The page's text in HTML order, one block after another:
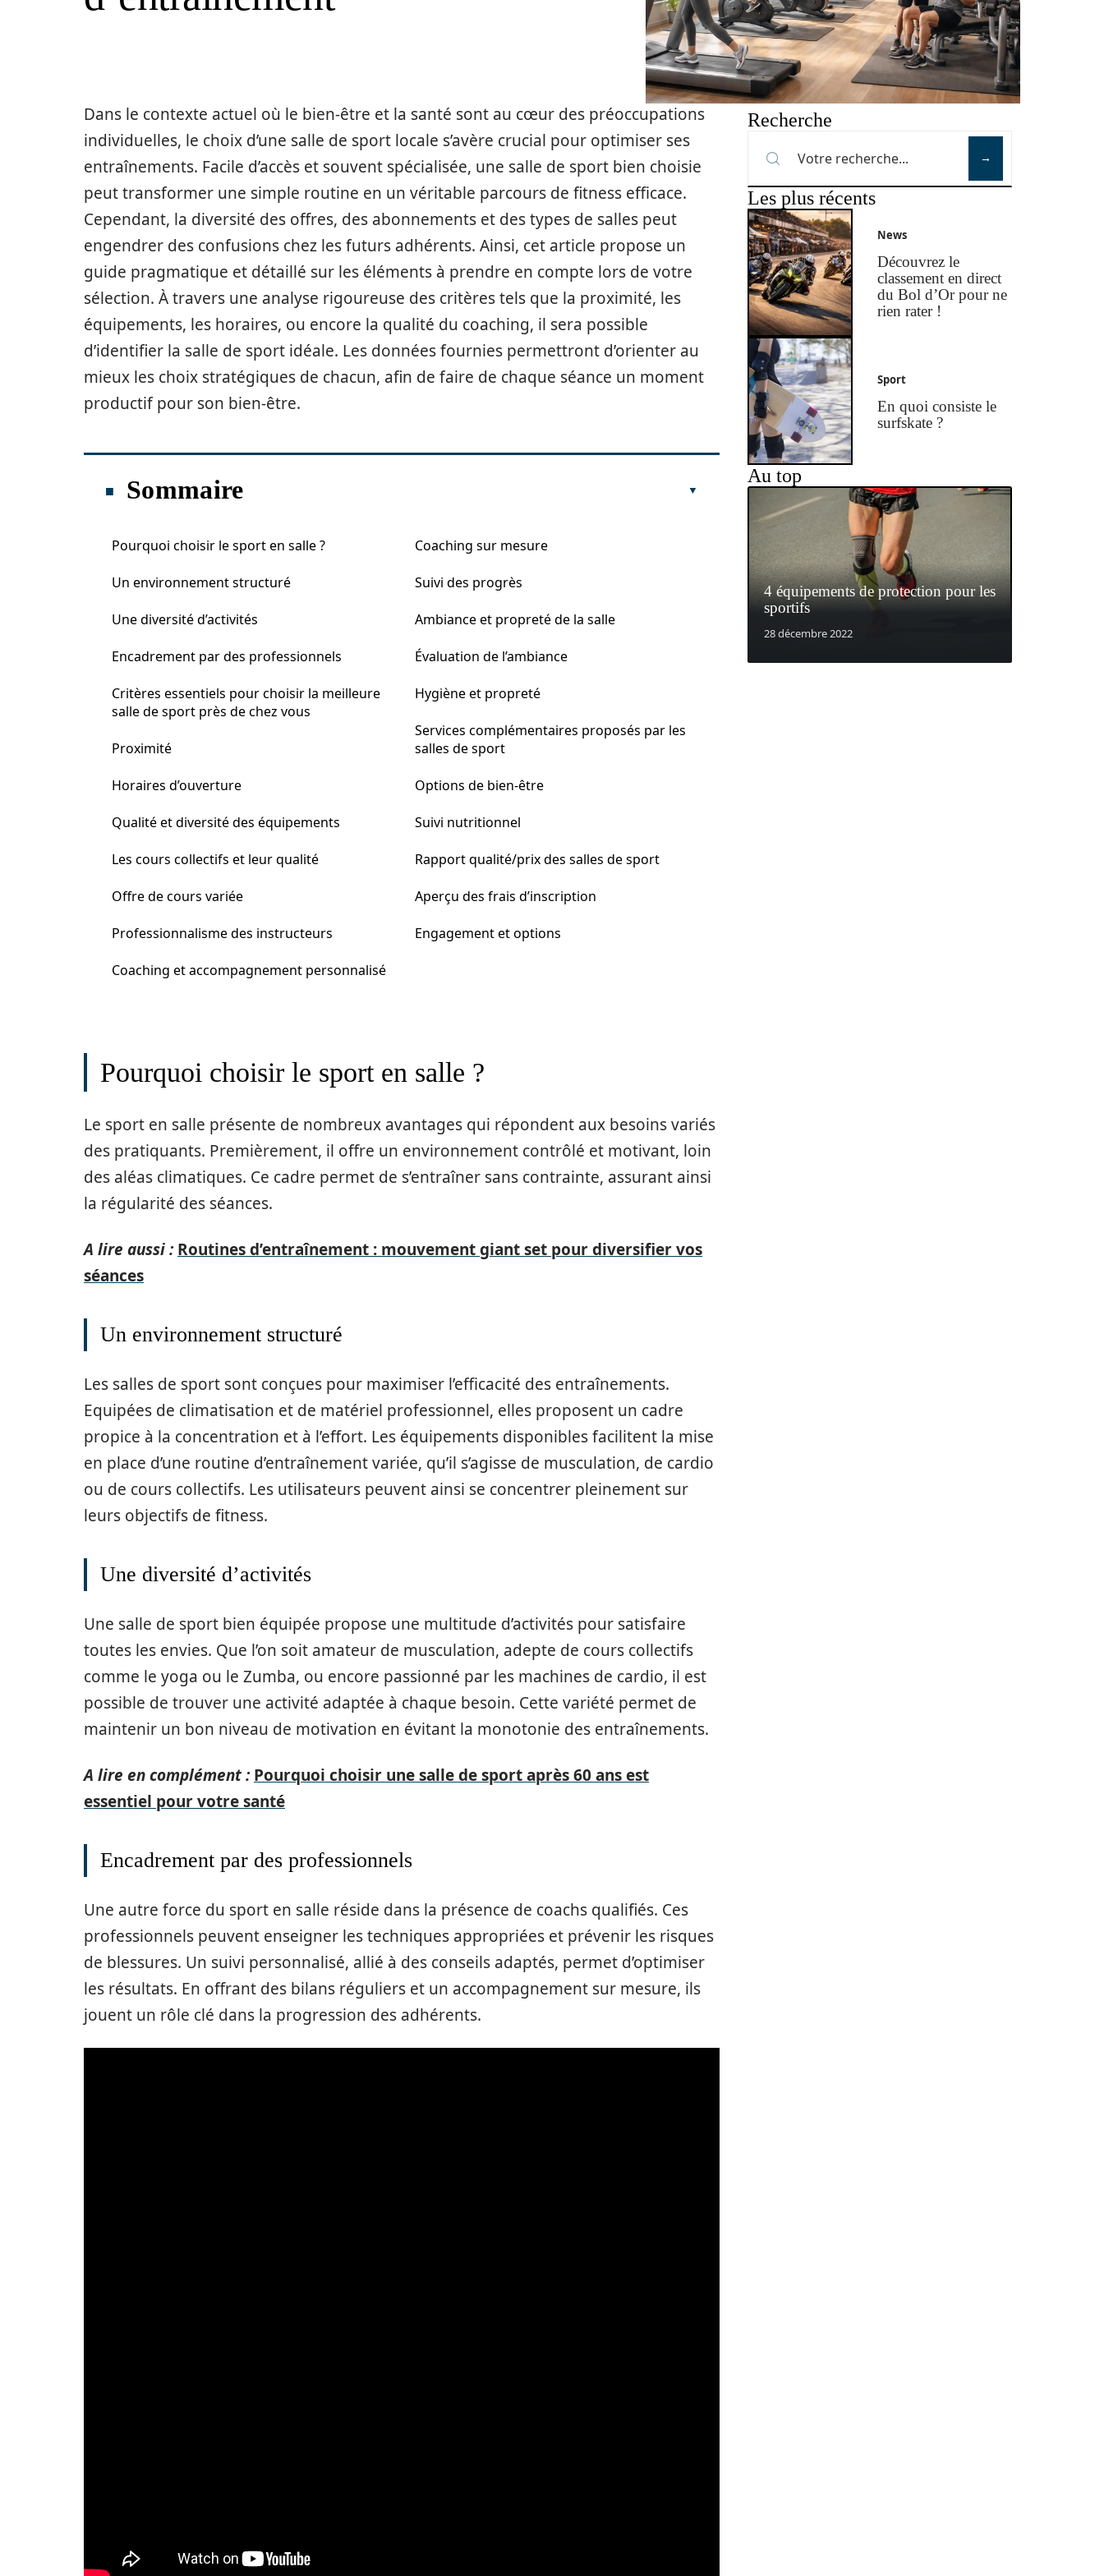
Dans le contexte actuel où le bien-être et la santé sont au cœur des préoccupations
individuelles, le choix d’une salle de sport locale s’avère crucial pour optimiser ses
entraînements. Facile d’accès et souvent spécialisée, une salle de sport bien choisie
peut transformer une simple routine en un véritable parcours de fitness efficace.
Cependant, la diversité des offres, des abonnements et des types de salles peut
engendrer des confusions chez les futurs adhérents. Ainsi, cet article propose un
guide pragmatique et détaillé sur les éléments à prendre en compte lors de votre
sélection. À travers une analyse rigoureuse des critères tels que la proximité, les
équipements, les horaires, ou encore la qualité du coaching, il sera possible
d’identifier la salle de sport idéale. Les données fournies permettront d’orienter au
mieux les choix stratégiques de chacun, afin de faire de chaque séance un moment
productif pour son bien-être.
Sommaire
Pourquoi choisir le sport en salle ?
Un environnement structuré
Une diversité d’activités
Encadrement par des professionnels
Critères essentiels pour choisir la meilleure
salle de sport près de chez vous
Proximité
Horaires d’ouverture
Qualité et diversité des équipements
Les cours collectifs et leur qualité
Offre de cours variée
Professionnalisme des instructeurs
Coaching et accompagnement personnalisé
Coaching sur mesure
Suivi des progrès
Ambiance et propreté de la salle
Évaluation de l’ambiance
Hygiène et propreté
Services complémentaires proposés par les
salles de sport
Options de bien-être
Suivi nutritionnel
Rapport qualité/prix des salles de sport
Aperçu des frais d’inscription
Engagement et options
Pourquoi choisir le sport en salle ?
Le sport en salle présente de nombreux avantages qui répondent aux besoins variés
des pratiquants. Premièrement, il offre un environnement contrôlé et motivant, loin
des aléas climatiques. Ce cadre permet de s’entraîner sans contrainte, assurant ainsi
la régularité des séances.
A lire aussi : Routines d’entraînement : mouvement giant set pour diversifier vos
séances
Un environnement structuré
Les salles de sport sont conçues pour maximiser l’efficacité des entraînements.
Equipées de climatisation et de matériel professionnel, elles proposent un cadre
propice à la concentration et à l’effort. Les équipements disponibles facilitent la mise
en place d’une routine d’entraînement variée, qu’il s’agisse de musculation, de cardio
ou de cours collectifs. Les utilisateurs peuvent ainsi se concentrer pleinement sur
leurs objectifs de fitness.
Une diversité d’activités
Une salle de sport bien équipée propose une multitude d’activités pour satisfaire
toutes les envies. Que l’on soit amateur de musculation, adepte de cours collectifs
comme le yoga ou le Zumba, ou encore passionné par les machines de cardio, il est
possible de trouver une activité adaptée à chaque besoin. Cette variété permet de
maintenir un bon niveau de motivation en évitant la monotonie des entraînements.
A lire en complément : Pourquoi choisir une salle de sport après 60 ans est
essentiel pour votre santé
Encadrement par des professionnels
Une autre force du sport en salle réside dans la présence de coachs qualifiés. Ces
professionnels peuvent enseigner les techniques appropriées et prévenir les risques
de blessures. Un suivi personnalisé, allié à des conseils adaptés, permet d’optimiser
les résultats. En offrant des bilans réguliers et un accompagnement sur mesure, ils
jouent un rôle clé dans la progression des adhérents.
Recherche
Les plus récents
News
Découvrez le
classement en direct
du Bol d’Or pour ne
rien rater !
Sport
En quoi consiste le
surfskate ?
Au top
4 équipements de protection pour les
sportifs
28 décembre 2022